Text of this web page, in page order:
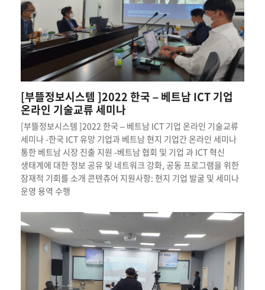
[부뜰정보시스템 ]2022 한국 – 베트남 ICT 기업
온라인 기술교류 세미나
[부뜰정보시스템 ]2022 한국 – 베트남 ICT 기업 온라인 기술교류
세미나 -한국 ICT 유망 기업과 베트남 현지 기업간 온라인 세미나
통한 베트남 시장 진출 지원 -베트남 협회 및 기업 과 ICT 혁신
생태계에 대한 정보 공유 및 네트워크 강화, 공동 프로그램을 위한
잠재적 기회를 소개 콘텐츄어 지원사항: 현지 기업 발굴 및 세미나